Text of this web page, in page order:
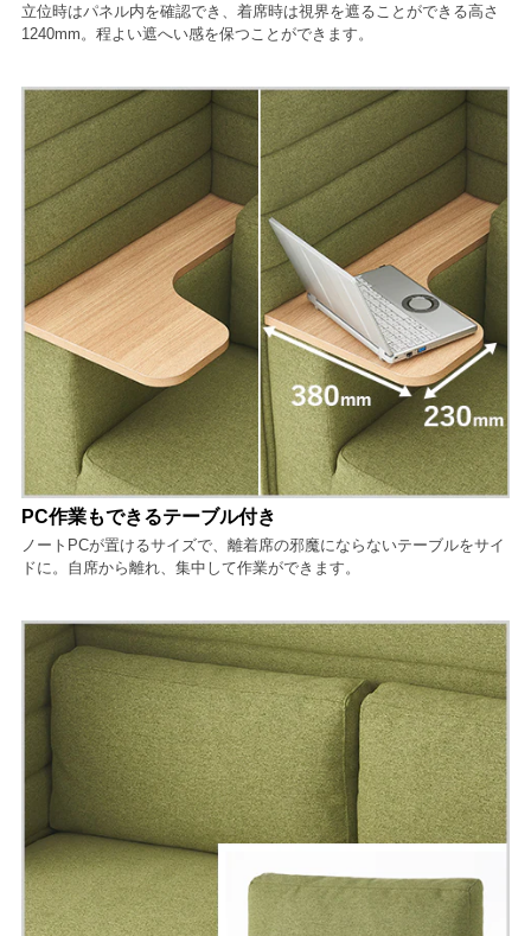
立位時はパネル内を確認でき、着席時は視界を遮ることができる高さ
1240mm。程よい遮へい感を保つことができます。
PC作業もできるテーブル付き
ノートPCが置けるサイズで、離着席の邪魔にならないテーブルをサイ
ドに。自席から離れ、集中して作業ができます。